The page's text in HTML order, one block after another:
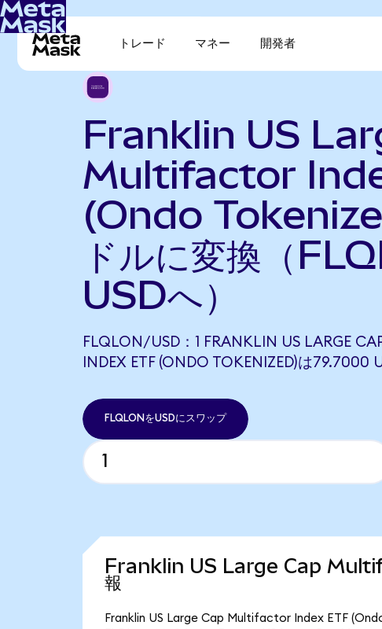
トレード マネー 開発者
Franklin US
Multifactor
(Ondo
ドルに変換（
USDへ）
FLQLON/USD：1 FRANKLIN US LARGE
INDEX ETF (ONDO TOKENIZED)は79.7000
FLQLONをUSDにスワップ
Franklin US Large Cap
報
Franklin US Large Cap Multifactor Index ETF